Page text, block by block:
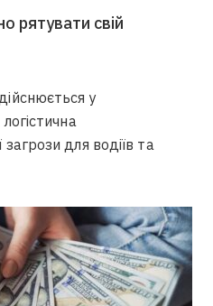
рятувати свій
у
для водіїв та